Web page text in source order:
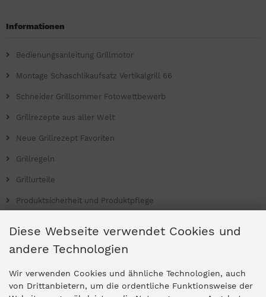
Informationen
Bedienungsanleitung Grillmotor
Montage Schaschlikaufsatz Vertikalgrill 66
Schneider Grillsommer Fotowettbewerb
Grillrezepte aus aller Welt
Neue Grillrezept Favoriten
Grillregeln
Grillurteile
Produktsicherheit und Produktpflege
Ladengeschäfte
Diese Webseite verwendet Cookies und
andere Technologien
Wir verwenden Cookies und ähnliche Technologien, auch
von Drittanbietern, um die ordentliche Funktionsweise der